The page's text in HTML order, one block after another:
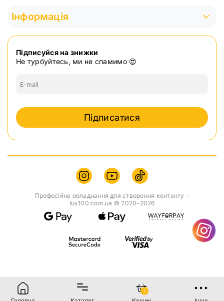
0
Інформація
Підписуйся на знижки
Не турбуйтесь, ми не спамимо 😍
Підписатися
Професійне обладнання для створення контенту -
lux100.com.ua © 2020-2026